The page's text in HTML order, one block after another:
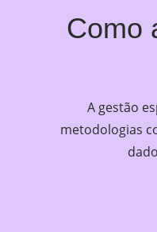
Como
A gestão
metodologias